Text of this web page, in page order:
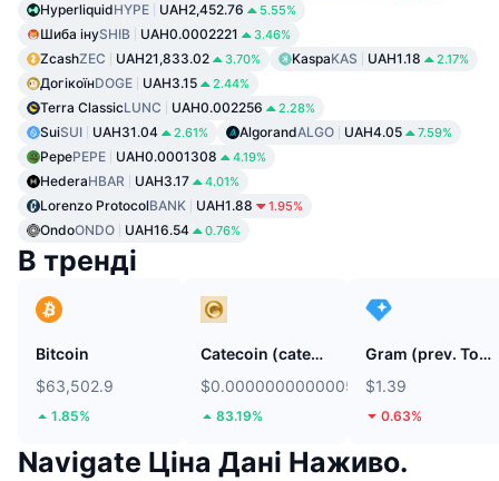
HyperliquidHYPE UAH2,452.76 5.55%
Шиба інуSHIB UAH0.0002221 3.46%
ZcashZEC UAH21,833.02 3.70% KaspaKAS UAH1.18 2.17%
ДогікоїнDOGE UAH3.15 2.44%
Terra ClassicLUNC UAH0.002256 2.28%
SuiSUI UAH31.04 2.61% AlgorandALGO UAH4.05 7.59%
PepePEPE UAH0.0001308 4.19%
HederaHBAR UAH3.17 4.01%
Lorenzo ProtocolBANK UAH1.88 1.95%
OndoONDO UAH16.54 0.76%
В тренді
Bitcoin
$63,502.9
1.85%
Catecoin (catecoin.shop)
$0.0000000000005453
83.19%
Gram (prev. Toncoin)
$1.39
0.63%
Navigate Ціна Дані Наживо.